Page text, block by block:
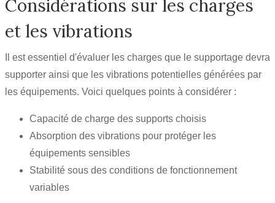
Considérations sur les charges
et les vibrations
Il est essentiel d'évaluer les charges que le supportage devra
supporter ainsi que les vibrations potentielles générées par
les équipements. Voici quelques points à considérer :
Capacité de charge des supports choisis
Absorption des vibrations pour protéger les
équipements sensibles
Stabilité sous des conditions de fonctionnement
variables